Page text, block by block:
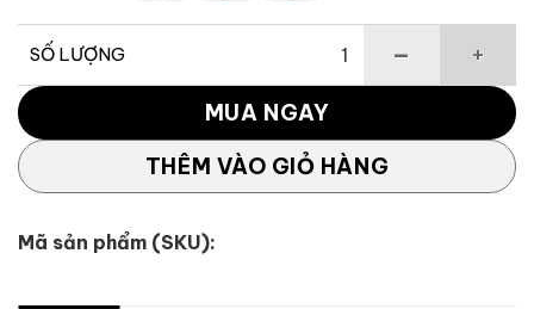
SỐ LƯỢNG
Áo polo ngắn tay golf nữ basic TaylorMade TL799 số
THÊM VÀO GIỎ HÀNG
MUA NGAY
Mã sản phẩm (SKU):